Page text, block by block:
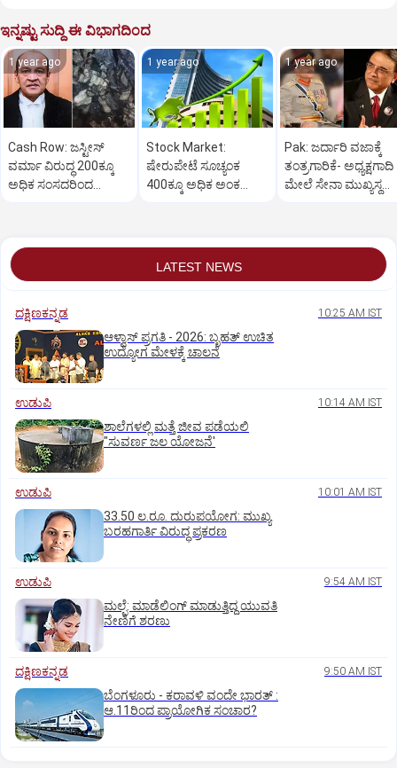
ಇನ್ನಷ್ಟು ಸುದ್ದಿ ಈ ವಿಭಾಗದಿಂದ
1 year ago
Cash Row: ಜಸ್ಟೀಸ್‌
ವರ್ಮಾ ವಿರುದ್ಧ 200ಕ್ಕೂ
ಅಧಿಕ ಸಂಸದರಿಂದ
1 year ago
Stock Market:
ಷೇರುಪೇಟೆ ಸೂಚ್ಯಂಕ
400ಕ್ಕೂ ಅಧಿಕ ಅಂಕ
1 year ago
Pak: ಜರ್ದಾರಿ ವಜಾಕ್ಕೆ
ತಂತ್ರಗಾರಿಕೆ- ಅಧ್ಯಕ್ಷಗಾದಿ
ಮೇಲೆ ಸೇನಾ ಮುಖ್ಯಸ್ಥ
LATEST NEWS
ದಕ್ಷಿಣಕನ್ನಡ 10:25 AM IST
ಆಳ್ವಾಸ್‌ ಪ್ರಗತಿ - 2026: ಬೃಹತ್ ಉಚಿತ
ಉದ್ಯೋಗ ಮೇಳಕ್ಕೆ ಚಾಲನೆ
ಉಡುಪಿ 10:14 AM IST
ಶಾಲೆಗಳಲ್ಲಿ ಮತ್ತೆ ಜೀವ ಪಡೆಯಲಿ
"ಸುವರ್ಣ ಜಲ ಯೋಜನೆ'
ಉಡುಪಿ 10:01 AM IST
33.50 ಲ.ರೂ. ದುರುಪಯೋಗ: ಮುಖ್ಯ
ಬರಹಗಾರ್ತಿ ವಿರುದ್ಧ ಪ್ರಕರಣ
ಉಡುಪಿ 9:54 AM IST
ಮಲ್ಪೆ: ಮಾಡೆಲಿಂಗ್ ಮಾಡುತ್ತಿದ್ದ ಯುವತಿ
ನೇಣಿಗೆ ಶರಣು
ದಕ್ಷಿಣಕನ್ನಡ 9:50 AM IST
ಬೆಂಗಳೂರು - ಕರಾವಳಿ ವಂದೇ ಭಾರತ್‌ :
ಆ.11ರಿಂದ ಪ್ರಾಯೋಗಿಕ ಸಂಚಾರ?